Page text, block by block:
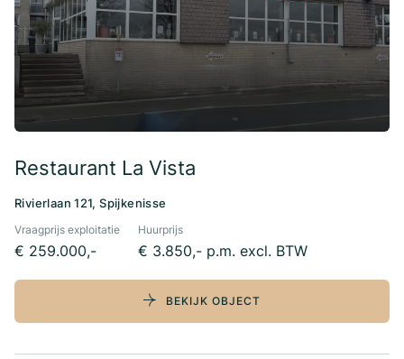
Restaurant La Vista
Rivierlaan 121, Spijkenisse
Vraagprijs exploitatie
€ 259.000,-
Huurprijs
€ 3.850,- p.m. excl. BTW
BEKIJK OBJECT